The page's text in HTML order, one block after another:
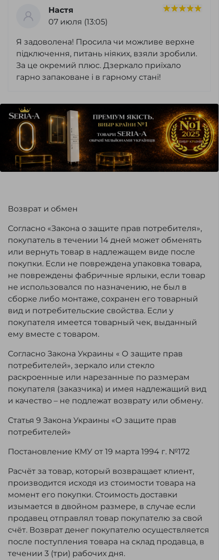
Настя
07 июля (13:05)
Я задоволена! Просила чи можливе верхне
підключення, питань ніяких, взяли зробили.
За це окремий плюс. Дзеркало приїхало
гарно запаковане і в гарному стані!
Возврат и обмен
Согласно «Закона о защите прав потребителя»,
покупатель в течении 14 дней может обменять
или вернуть товар в надлежащем виде после
покупки. Если не повреждена упаковка товара,
не повреждены фабричные ярлыки, если товар
не использовался по назначению, не был в
сборке либо монтаже, сохранен его товарный
вид и потребительские свойства. Если у
покупателя имеется товарный чек, выданный
ему вместе с товаром.
Согласно Закона Украины « О защите прав
потребителей», зеркало или стекло
раскроенные или нарезанные по размерам
покупателя (заказчика) и имея надлежащий вид
и качество – не подлежат возврату или обмену.
Статья 9 Закона Украины «О защите прав
потребителей»
Постановление КМУ от 19 марта 1994 г. №172
Расчёт за товар, который возвращает клиент,
производится исходя из стоимости товара на
момент его покупки. Стоимость доставки
изымается в двойном размере, в случае если
продавец отправлял товар покупателю за свой
счёт. Возврат денег покупателю осуществляется
после поступления товара на склад продавца, в
течении 3 (три) рабочих дня.